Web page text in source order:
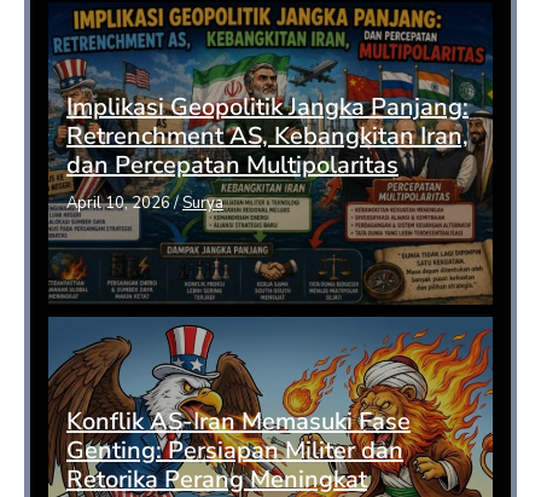
Implikasi Geopolitik Jangka Panjang:
Retrenchment AS, Kebangkitan Iran,
dan Percepatan Multipolaritas
April 10, 2026/Surya
Konflik AS-Iran Memasuki Fase
Genting: Persiapan Militer dan
Retorika Perang Meningkat